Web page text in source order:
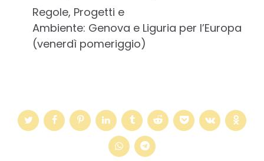
Regole, Progetti e
Ambiente: Genova e Liguria per l’Europa
(venerdì pomeriggio)